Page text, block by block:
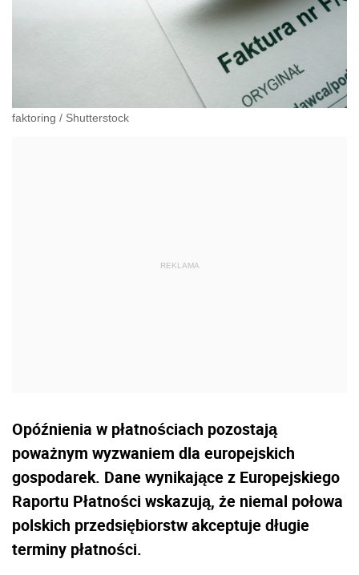
faktoring / Shutterstock
Opóźnienia w płatnościach pozostają
poważnym wyzwaniem dla europejskich
gospodarek. Dane wynikające z Europejskiego
Raportu Płatności wskazują, że niemal połowa
polskich przedsiębiorstw akceptuje długie
terminy płatności.